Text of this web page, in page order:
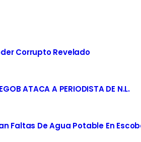
Corrupto Revelado
ATACA A PERIODISTA DE N.L.
Faltas De Agua Potable En